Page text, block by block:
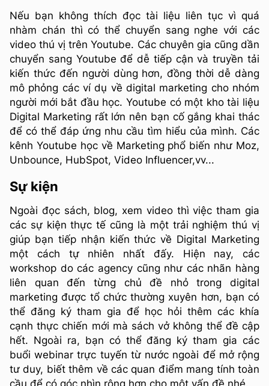
Nếu bạn không thích đọc tài liệu liên tục vì quá
nhàm chán thì có thể chuyển sang nghe với các
video thú vị trên Youtube. Các chuyên gia cũng dần
chuyển sang Youtube để dễ tiếp cận và truyền tải
kiến thức đến người dùng hơn, đồng thời dễ dàng
mô phỏng các ví dụ về digital marketing cho nhóm
người mới bắt đầu học. Youtube có một kho tài liệu
Digital Marketing rất lớn nên bạn cố gắng khai thác
để có thể đáp ứng nhu cầu tìm hiểu của mình. Các
kênh Youtube học về Marketing phổ biến như Moz,
Unbounce, HubSpot, Video Influencer,vv...
Sự kiện
Ngoài đọc sách, blog, xem video thì việc tham gia
các sự kiện thực tế cũng là một trải nghiệm thú vị
giúp bạn tiếp nhận kiến thức về Digital Marketing
một cách tự nhiên nhất đấy. Hiện nay, các
workshop do các agency cũng như các nhãn hàng
liên quan đến từng chủ đề nhỏ trong digital
marketing được tổ chức thường xuyên hơn, bạn có
thể đăng ký tham gia để học hỏi thêm các khía
cạnh thực chiến mới mà sách vở không thể đề cập
hết. Ngoài ra, bạn có thể đăng ký tham gia các
buổi webinar trực tuyến từ nước ngoài để mở rộng
tư duy, biết thêm về các quan điểm mang tính toàn
cầu để có góc nhìn rộng hơn cho một vấn đề nhé.